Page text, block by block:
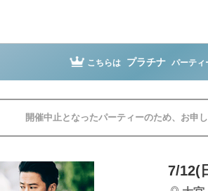
こちらは プラチナ パーティ
開催中止となったパーティーのため、お申し
7/12(